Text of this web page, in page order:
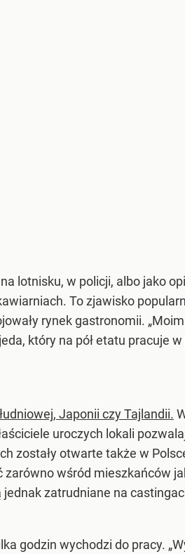
lotnisku, w policji, albo jako
To zjawisko
rynek gastronomii.
który na pół etatu pracuje
Japonii czy Tajlandii.
uroczych lokali
zostały otwarte także w
wśród mieszkańców
zatrudniane na
godzin wychodzi do pracy.